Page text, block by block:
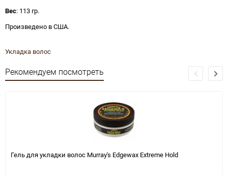
Вес: 113 гр.
Произведено в США.
Укладка волос
Рекомендуем посмотреть
Гель для укладки волос Murray's Edgewax Extreme Hold